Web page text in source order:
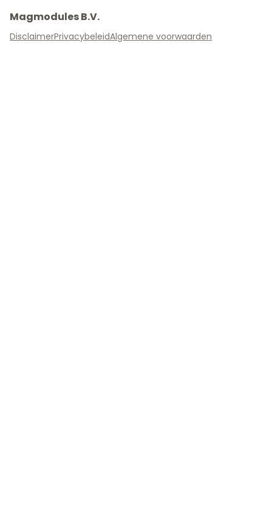
Magmodules B.V.
DisclaimerPrivacybeleidAlgemene voorwaarden